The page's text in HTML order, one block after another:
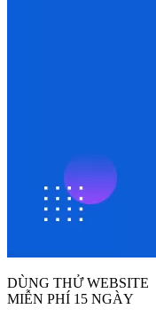
DÙNG THỬ WEBSITE
MIỄN PHÍ 15 NGÀY